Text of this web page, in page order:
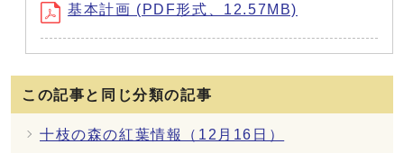
基本計画 (PDF形式、12.57MB)
この記事と同じ分類の記事
十枝の森の紅葉情報（12月16日）